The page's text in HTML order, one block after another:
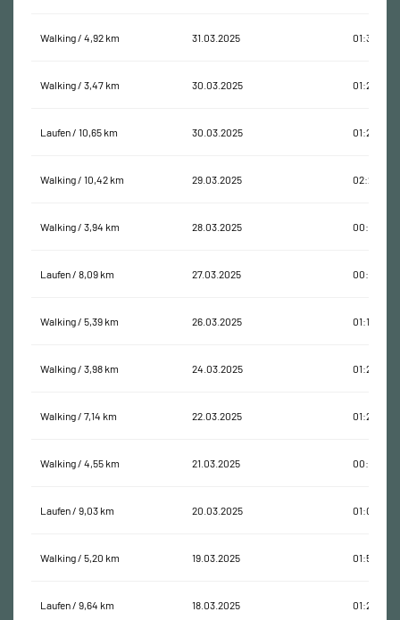
Walking / 4,92 km 31.03.2025 01:35:54
Walking / 3,47 km 30.03.2025 01:28:55
Laufen / 10,65 km 30.03.2025 01:22:39
Walking / 10,42 km 29.03.2025 02:21:47
Walking / 3,94 km 28.03.2025 00:52:26
Laufen / 8,09 km 27.03.2025 00:55:05
Walking / 5,39 km 26.03.2025 01:14:20
Walking / 3,98 km 24.03.2025 01:29:40
Walking / 7,14 km 22.03.2025 01:22:36
Walking / 4,55 km 21.03.2025 00:57:56
Laufen / 9,03 km 20.03.2025 01:02:28
Walking / 5,20 km 19.03.2025 01:59:30
Laufen / 9,64 km 18.03.2025 01:22:11